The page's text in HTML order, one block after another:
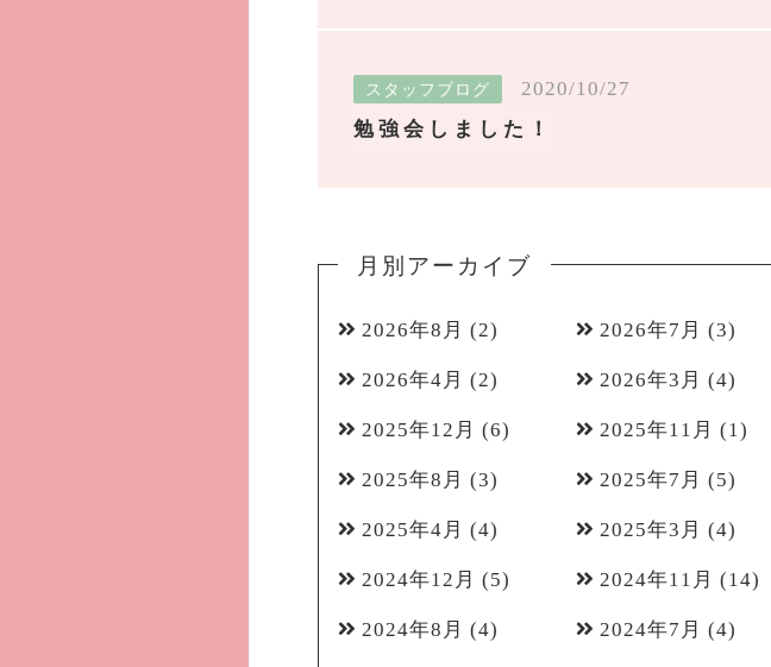
スタッフブログ
2020/10/27
勉強会しました！
月別アーカイブ
2026年8月 (2) 2026年7月 (3)
2026年4月 (2) 2026年3月 (4)
2025年12月 (6) 2025年11月 (1)
2025年8月 (3) 2025年7月 (5)
2025年4月 (4) 2025年3月 (4)
2024年12月 (5) 2024年11月 (14)
2024年8月 (4) 2024年7月 (4)